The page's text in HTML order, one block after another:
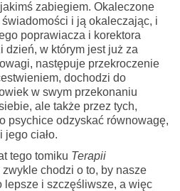
zabiegiem. Okaleczone
i ją okaleczając, i
poprawiacza i korektora
dzień, w którym jest już za
następuje przekroczenie
dochodzi do
w swym przekonaniu
ale także przez tych,
psychice odzyskać równowagę,
ciało.
tego tomiku Terapii
zwykle chodzi o to, by nasze
lepsze i szczęśliwsze, a więc